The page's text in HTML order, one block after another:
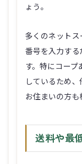
ょう。
多くのネット
番号を入力す
す。特にコー
しているため
お住まいの方も
送料や最